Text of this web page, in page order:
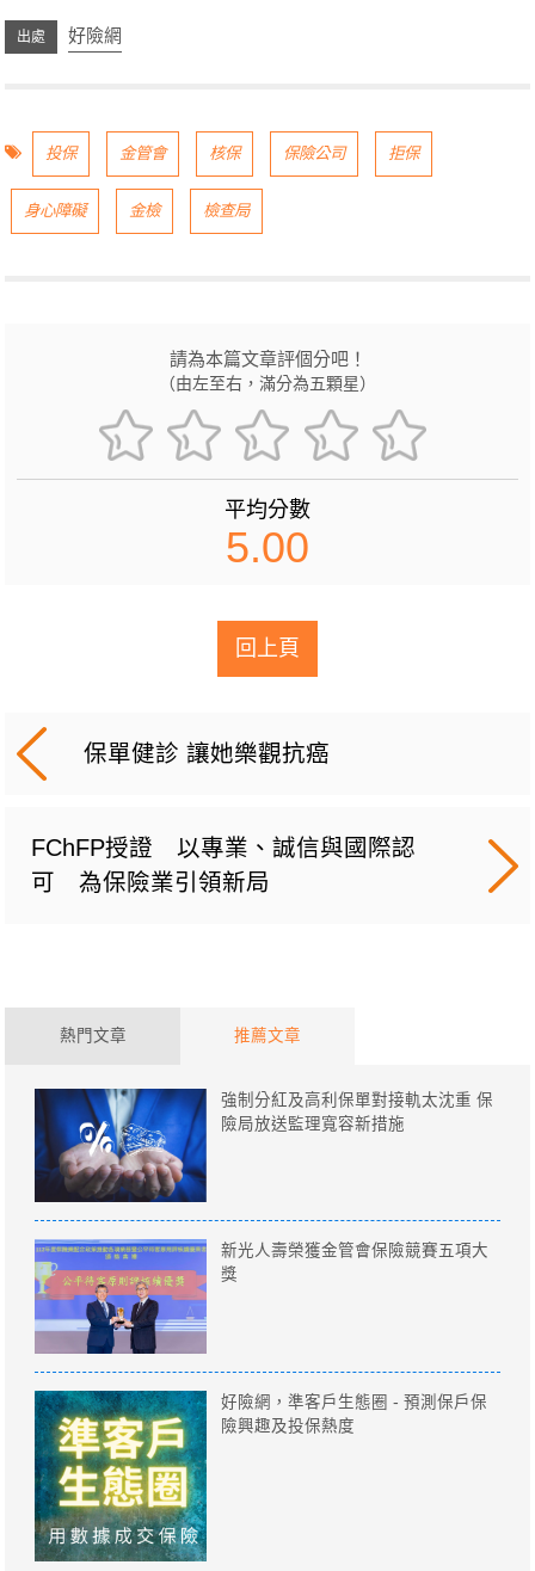
好險網
投保 金管會 核保 保險公司 拒保
身心障礙 金檢 檢查局
請為本篇文章評個分吧！
（由左至右，滿分為五顆星）
平均分數
5.00
回上頁
保單健診 讓她樂觀抗癌
FChFP授證 以專業、誠信與國際認
可 為保險業引領新局
熱門文章 推薦文章
強制分紅及高利保單對接軌太沈重 保
險局放送監理寬容新措施
新光人壽榮獲金管會保險競賽五項大
獎
好險網，準客戶生態圈 - 預測保戶保
險興趣及投保熱度